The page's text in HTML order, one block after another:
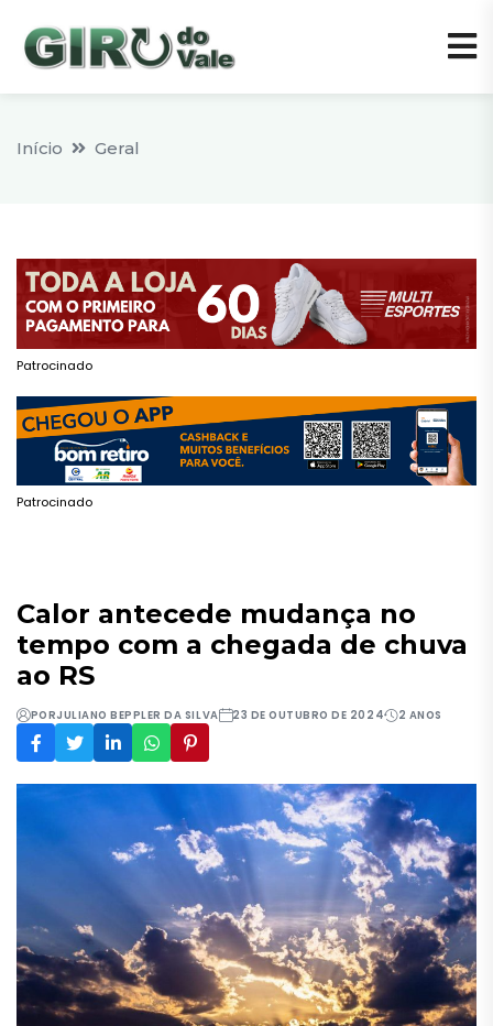
Início Geral
Patrocinado
Patrocinado
Calor antecede mudança no
tempo com a chegada de chuva
ao RS
PORJULIANO BEPPLER DA SILVA 23 DE OUTUBRO DE 2024 2 ANOS